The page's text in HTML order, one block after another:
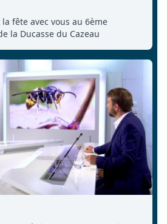
fête avec vous au 6ème
la Ducasse du Cazeau